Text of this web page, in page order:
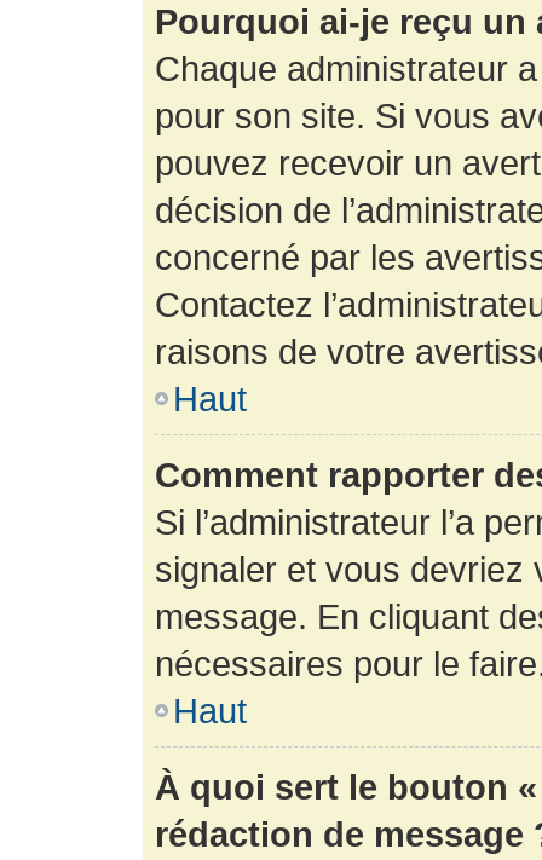
Pourquoi ai-je reçu un
Chaque administrateur
pour son site. Si vous
pouvez recevoir un
décision de
concerné par les
Contactez
raisons de votre
Haut
Comment rapporter
Si l’administrateur l’a
signaler et vous devriez
message. En cliquant
nécessaires pour le
Haut
À quoi sert le bouton
rédaction de message